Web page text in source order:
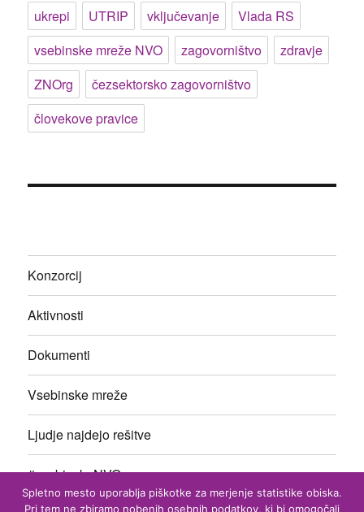
ukrepi
UTRIP vključevanje
Vlada RS
vsebinske mreže NVO
zagovorništvo
zdravje
ZNOrg
čezsektorsko zagovorništvo
človekove pravice
Konzorcij
Aktivnosti
Dokumenti
Vsebinske mreže
Ljudje najdejo rešitve
#vsebinskeNVO
Spletno mesto uporablja piškotke za merjenje statistike obiska.
Pri tem ne zbiramo nobenih osebnih podatkov, ki bi omogočali